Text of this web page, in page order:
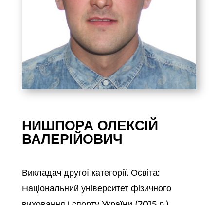
НИШПОРА ОЛЕКСІЙ
ВАЛЕРІЙОВИЧ
Викладач другої категорії. Освіта:
Національний університет фізичного